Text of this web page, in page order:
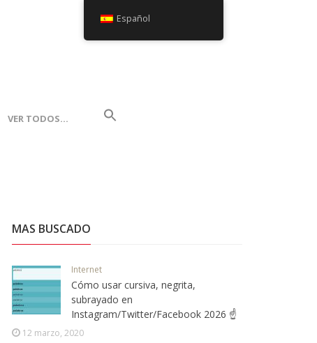
VER TODOS…
MAS BUSCADO
Internet
Cómo usar cursiva, negrita,
subrayado en
Instagram/Twitter/Facebook 2026 ☝
12 marzo, 2020
Español